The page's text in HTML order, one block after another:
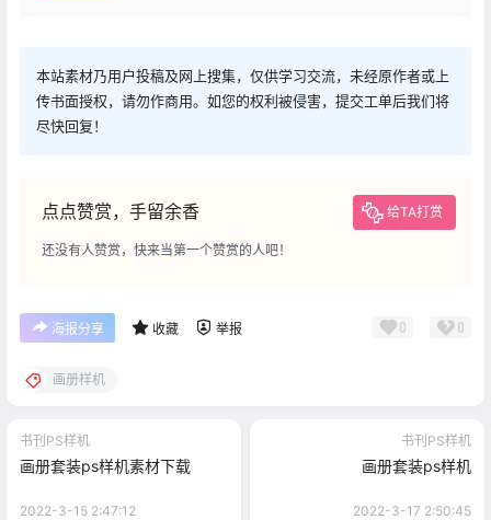
本站素材乃用户投稿及网上搜集，仅供学习交流，未经原作者或上
传书面授权，请勿作商用。如您的权利被侵害，提交工单后我们将
尽快回复！
点点赞赏，手留余香 给TA打赏
还没有人赞赏，快来当第一个赞赏的人吧！
海报分享 收藏 举报 0 0
画册样机
书刊PS样机
画册套装ps样机素材下载
2022-3-15 2:47:12
书刊PS样机
画册套装ps样机
2022-3-17 2:50:45